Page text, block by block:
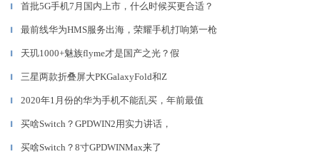
▎ 首批5G手机7月国内上市，什么时候买更合适？
▎ 最前线华为HMS服务出海，荣耀手机打响第一枪
▎ 天玑1000+魅族flyme才是国产之光？假
▎ 三星两款折叠屏大PKGalaxyFold和Z
▎ 2020年1月份的华为手机不能乱买，年前最值
▎ 买啥Switch？GPDWIN2用实力讲话，
▎ 买啥Switch？8寸GPDWINMax来了